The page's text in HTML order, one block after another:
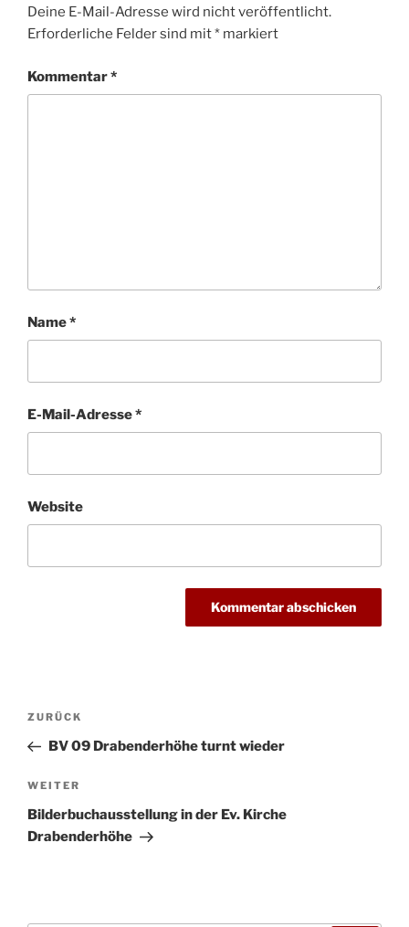
Deine E-Mail-Adresse wird nicht veröffentlicht.
Erforderliche Felder sind mit* markiert
Kommentar*
Name*
E-Mail-Adresse*
Website
Beitragsnavigation
Vorheriger
Beitrag
ZURÜCK
BV 09 Drabenderhöhe turnt wieder
Nächster
Beitrag
WEITER
Bilderbuchausstellung in der Ev. Kirche
Drabenderhöhe